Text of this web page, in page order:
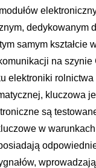
dedykowanym
samym kształcie
na szynie
elektroniki
kluczowa
są
w